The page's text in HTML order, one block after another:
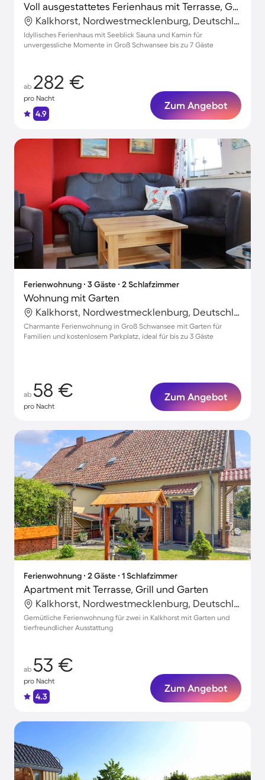
Voll ausgestattetes Ferienhaus mit Terrasse, Garten und Grill | Seeblick
Kalkhorst, Nordwestmecklenburg, Deutschland
Idyllisches Ferienhaus mit Seeblick Sauna und Kamin für
unvergessliche Momente in Groß Schwansee bis zu 7 Gäste
ab 282 €
pro Nacht
4.9
Zum Angebot
Ferienwohnung ∙ 3 Gäste ∙ 2 Schlafzimmer
Wohnung mit Garten
Kalkhorst, Nordwestmecklenburg, Deutschland
Charmante Ferienwohnung in Groß Schwansee mit Garten für
Familien und kostenlosem Parkplatz, ideal für bis zu 3 Gäste
ab 58 €
pro Nacht
Zum Angebot
Ferienwohnung ∙ 2 Gäste ∙ 1 Schlafzimmer
Apartment mit Terrasse, Grill und Garten
Kalkhorst, Nordwestmecklenburg, Deutschland
Gemütliche Ferienwohnung für zwei in Kalkhorst mit Garten und
tierfreundlicher Ausstattung
ab 53 €
pro Nacht
4.3
Zum Angebot